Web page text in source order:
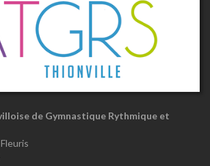
de Gymnastique Rythmique et